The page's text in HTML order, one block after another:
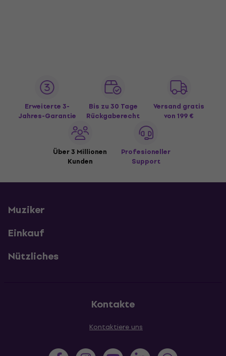
Erweiterte 3-
Jahres-Garantie
Bis zu 30 Tage
Rückgaberecht
Versand gratis
von 199 €
Über 3 Millionen
Kunden
Profesioneller
Support
Muziker
Einkauf
Nützliches
Kontakte
Kontaktiere uns